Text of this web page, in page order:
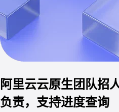
阿里云云原生团队招
负责，支持进度查询